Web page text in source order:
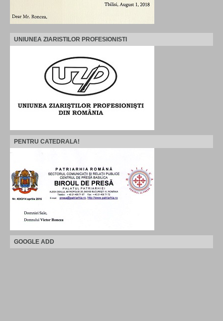
UNIUNEA ZIARISTILOR PROFESIONISTI
PENTRU CATEDRALA!
GOOGLE ADD